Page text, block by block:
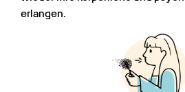
erlangen.